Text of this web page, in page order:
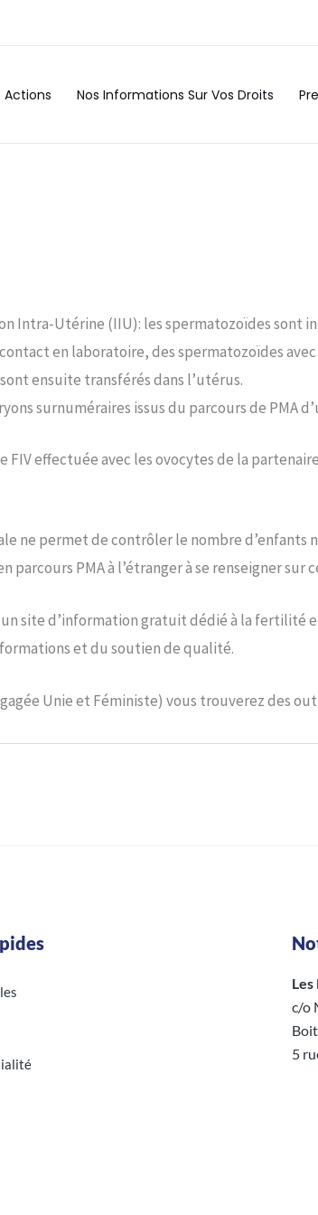
Actions Nos Informations Sur Vos Droits
Intra-Utérine (IIU): les spermatozoïdes sont
en laboratoire, des spermatozoïdes
ensuite transférés dans l’utérus.
surnuméraires issus du parcours de PMA
effectuée avec les ovocytes de la
permet de contrôler le nombre d’enfants
PMA à l’étranger à se renseigner sur
un site d’information gratuit dédié à la fertilité
et du soutien de qualité.
Unie et Féministe) vous trouverez des
Les
c/o
5